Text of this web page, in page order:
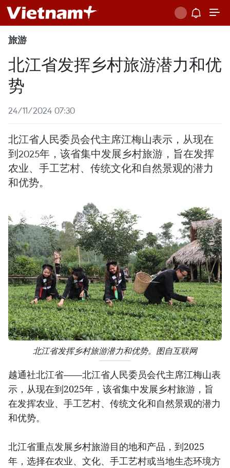
旅游
北江省发挥乡村旅游潜力和优
势
24/11/2024 07:30
北江省人民委员会代主席江梅山表示，从现在
到2025年，该省集中发展乡村旅游，旨在发挥
农业、手工艺村、传统文化和自然景观的潜力
和优势。
北江省发挥乡村旅游潜力和优势。图自互联网
越通社北江省——北江省人民委员会代主席江梅山表
示，从现在到2025年，该省集中发展乡村旅游，旨
在发挥农业、手工艺村、传统文化和自然景观的潜力
和优势。
北江省重点发展乡村旅游目的地和产品，到2025
年，选择在农业、文化、手工艺村或当地生态环境方